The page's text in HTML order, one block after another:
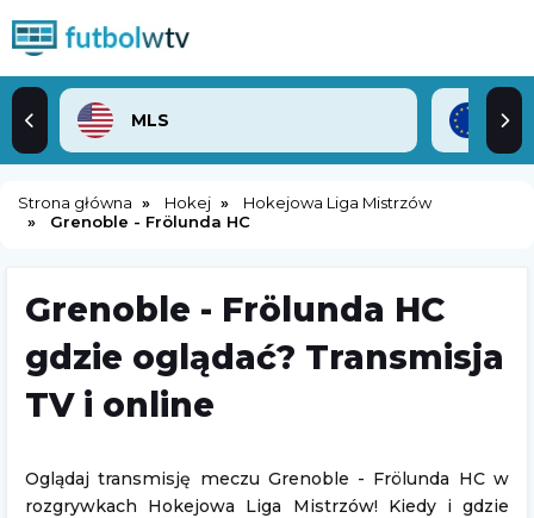
MLS
Strona główna Hokej
Hokejowa Liga Mistrzów
Grenoble - Frölunda HC
Grenoble - Frölunda HC
gdzie oglądać? Transmisja
TV i online
Oglądaj transmisję meczu Grenoble - Frölunda HC w
rozgrywkach Hokejowa Liga Mistrzów! Kiedy i gdzie